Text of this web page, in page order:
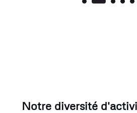
Notre diversité